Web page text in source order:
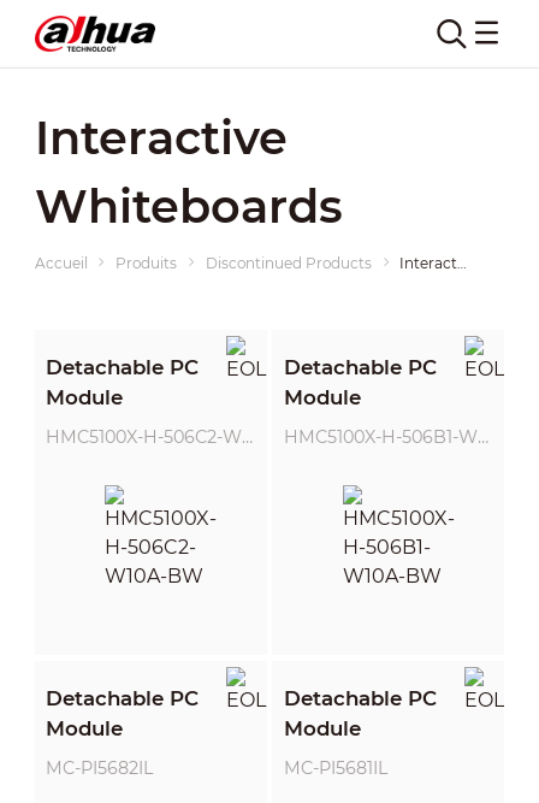
Interactive
Whiteboards
Accueil Produits Discontinued Products
Detachable PC
Module
HMC5100X-H-506C2-W10A-BW
Detachable PC
Module
HMC5100X-H-506B1-W10A-BW
Detachable PC
Module
MC-PI5682IL
Detachable PC
Module
MC-PI5681IL